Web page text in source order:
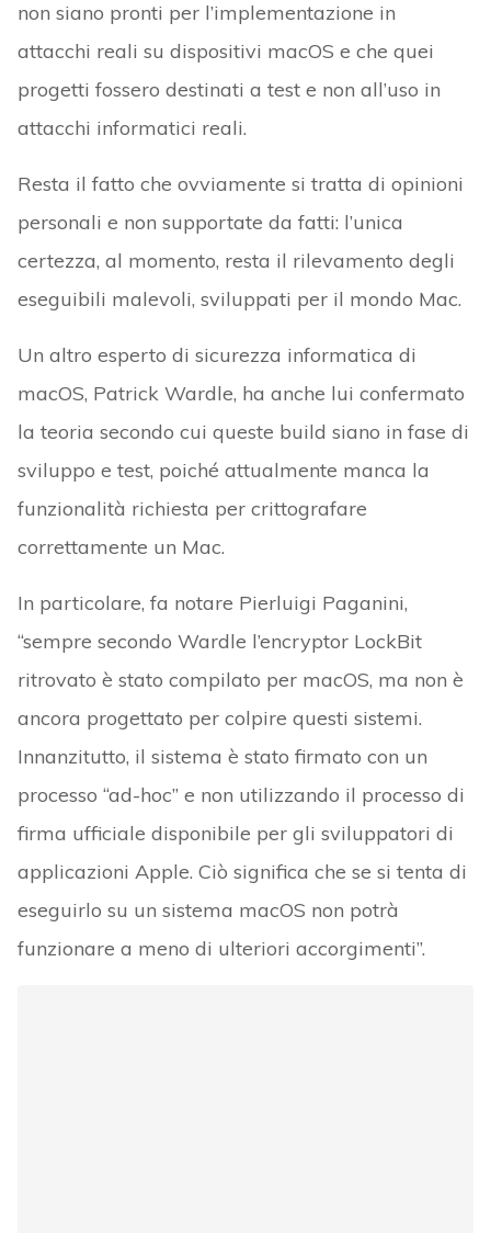
non siano pronti per l’implementazione in
attacchi reali su dispositivi macOS e che quei
progetti fossero destinati a test e non all’uso in
attacchi informatici reali.
Resta il fatto che ovviamente si tratta di opinioni
personali e non supportate da fatti: l’unica
certezza, al momento, resta il rilevamento degli
eseguibili malevoli, sviluppati per il mondo Mac.
Un altro esperto di sicurezza informatica di
macOS, Patrick Wardle, ha anche lui confermato
la teoria secondo cui queste build siano in fase di
sviluppo e test, poiché attualmente manca la
funzionalità richiesta per crittografare
correttamente un Mac.
In particolare, fa notare Pierluigi Paganini,
“sempre secondo Wardle l’encryptor LockBit
ritrovato è stato compilato per macOS, ma non è
ancora progettato per colpire questi sistemi.
Innanzitutto, il sistema è stato firmato con un
processo “ad-hoc” e non utilizzando il processo di
firma ufficiale disponibile per gli sviluppatori di
applicazioni Apple. Ciò significa che se si tenta di
eseguirlo su un sistema macOS non potrà
funzionare a meno di ulteriori accorgimenti”.